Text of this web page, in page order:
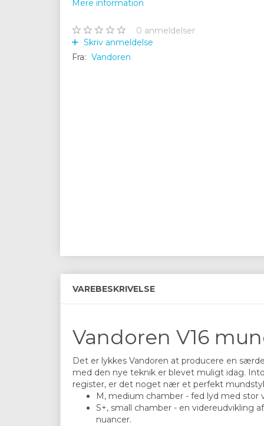
Mere information
0 anmeldelser
Skriv anmeldelse
Fra: Vandoren
VAREBESKRIVELSE
Vandoren V16
Det er lykkes Vandoren at producere en
med den nye teknik er blevet muligt idag.
register, er det noget nær et perfekt
M, medium chamber - fed lyd med
S+, small chamber - en
nuancer.